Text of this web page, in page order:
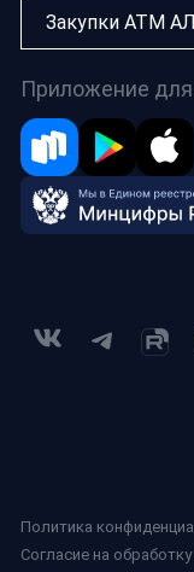
Закупки АТМ
Приложение
Политика
Согласие на